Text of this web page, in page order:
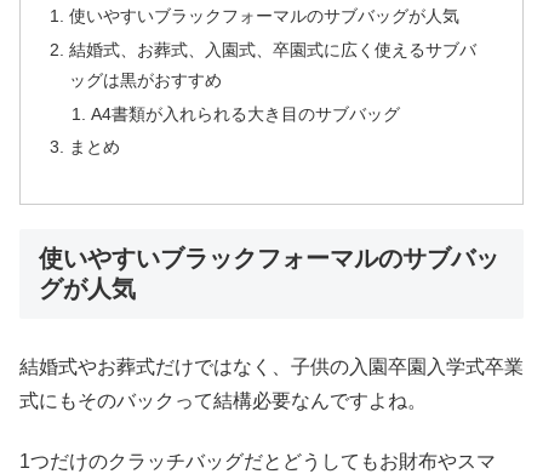
使いやすいブラックフォーマルのサブバッグが人気
結婚式、お葬式、入園式、卒園式に広く使えるサブバ
ッグは黒がおすすめ
A4書類が入れられる大き目のサブバッグ
まとめ
使いやすいブラックフォーマルのサブバッ
グが人気
結婚式やお葬式だけではなく、子供の入園卒園入学式卒業
式にもそのバックって結構必要なんですよね。
1つだけのクラッチバッグだとどうしてもお財布やスマ